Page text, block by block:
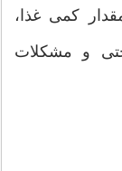
کمی غذا،
و مشکلات